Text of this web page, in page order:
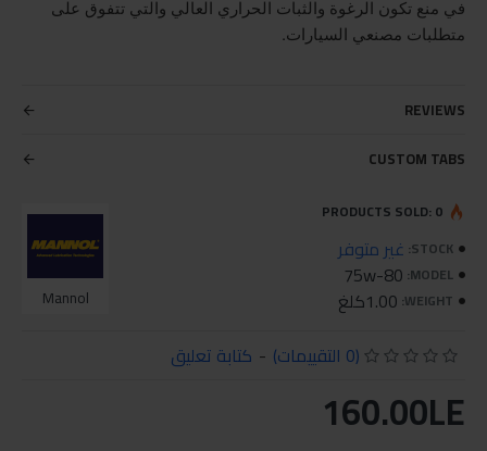
في منع تكون الرغوة والثبات الحراري العالي والتي تتفوق على
متطلبات مصنعي السيارات.
REVIEWS
CUSTOM TABS
STOCK: غير متوفر
MODEL:
75w-80
WEIGHT: 1.00كلغ Mannol
PRODUCTS SOLD: 0
(0 التقييمات) - كتابة تعليق
160.00LE